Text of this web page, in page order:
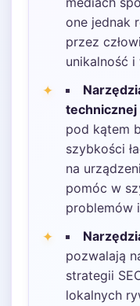
one jednak
przez
unikalność
technicznej
pod kątem
szybkości
na
pomóc w
problemów
pozwalają
strategii
lokalnych